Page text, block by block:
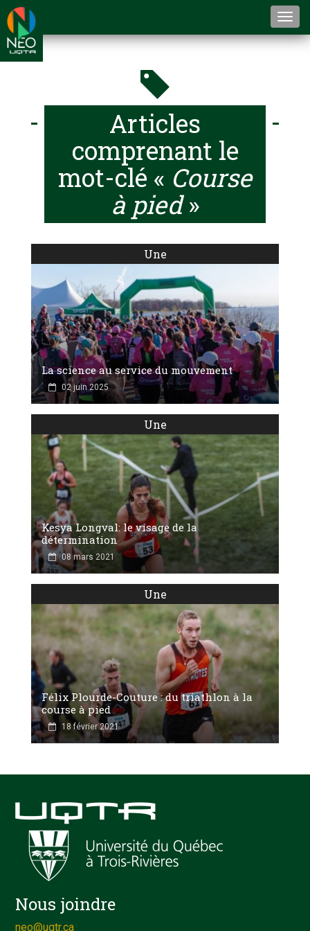
Articles
comprenant le
mot-clé « Course
à pied»
Une
La science au service du mouvement
02 juin 2025
Une
Kesya Longval: le visage de la
détermination
08 mars 2021
Une
Félix Plourde-Couture : du triathlon à la
course à pied
18 février 2021
Nous joindre
neo@uqtr.ca